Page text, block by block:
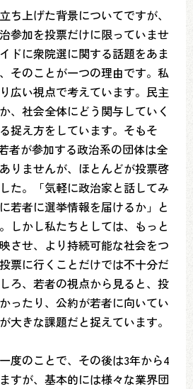
ち上げた背景についてですが、
参加を投票だけに限っていませ
ドに衆院選に関する話題をあま
そのことが一つの理由です。私
広い視点で考えています。民主
、社会全体にどう関与していく
捉え方をしています。そもそ
者が参加する政治系の団体は全
りませんが、ほとんどが投票啓
た。「気軽に政治家と話してみ
若者に選挙情報を届けるか」と
しかし私たちとしては、もっと
させ、より持続可能な社会をつ
票に行くことだけでは不十分だ
ろ、若者の視点から見ると、投
ったり、公約が若者に向いてい
大きな課題だと捉えています。
度のことで、その後は3年から4
すが、基本的には様々な業界団